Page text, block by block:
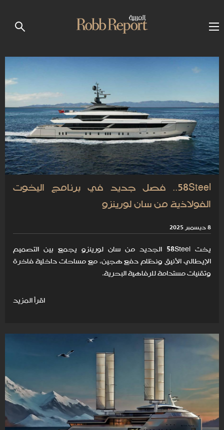
58Steel.. فصل جديد في برنامج اليخوت
الفولاذية من سان لورينزو
8 ديسمبر 2025
يخت 58Steel الجديد من سان لورينزو يجمع بين التصميم
الإيطالي الأنيق ونظام دفع هجين، مع مساحات داخلية فاخرة
وتقنيات مستدامة للرفاهية البحرية.
اقرأ المزيد